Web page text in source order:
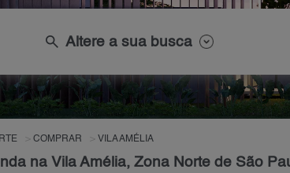
search Altere a sua busca
COMPRAR VILA AMÉLIA
na Vila Amélia, Zona Norte de São